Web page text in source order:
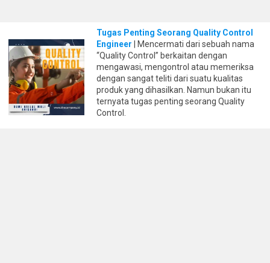
Tugas Penting Seorang Quality Control
Engineer | Mencermati dari sebuah nama
“Quality Control” berkaitan dengan
mengawasi, mengontrol atau memeriksa
dengan sangat teliti dari suatu kualitas
produk yang dihasilkan. Namun bukan itu
ternyata tugas penting seorang Quality
Control.